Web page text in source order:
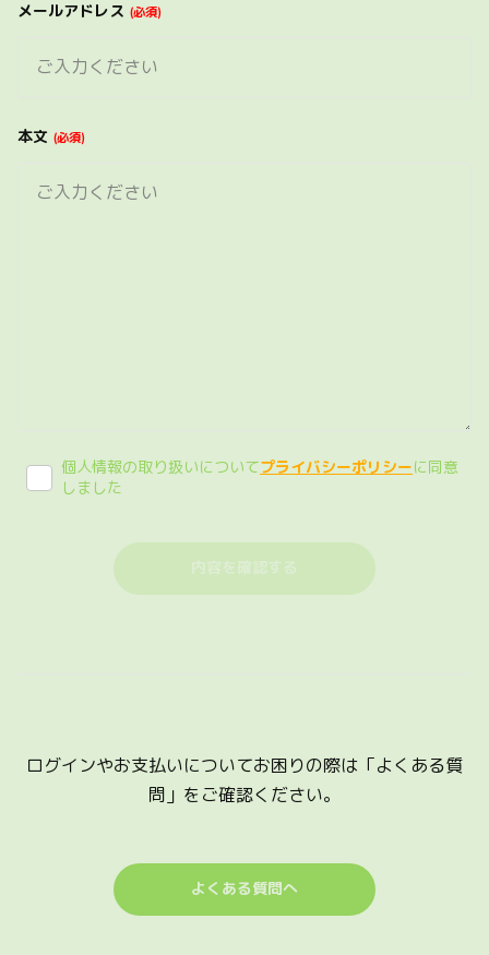
メールアドレス 必須
本文 必須
個人情報の取り扱いについてプライバシーポリシーに同意
しました
ログインやお支払いについてお困りの際は「よくある質
問」をご確認ください。
よくある質問へ